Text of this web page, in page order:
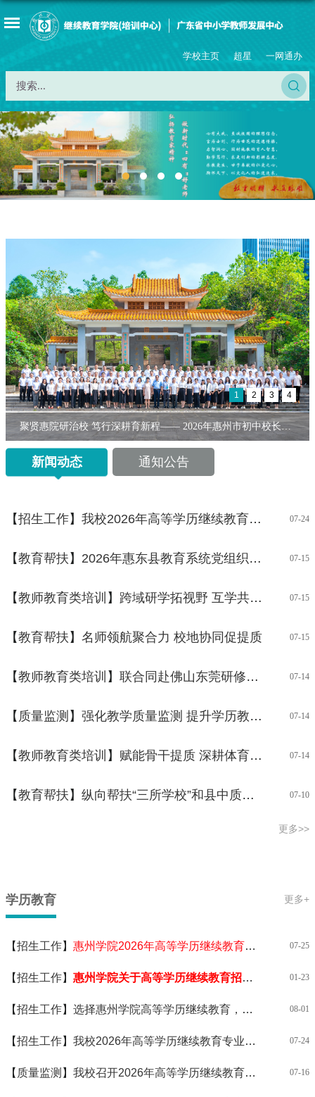
学校主页 超星 一网通办
聚贤惠院研治校 笃行深耕育新程—— 2026年惠州市初中校长任职资格培训班在我校开班
1 2 3 4
新闻动态 通知公告
【招生工作】 我校2026年高等学历继续教育专业和校外教学点顺利通过教育部备案 07-24
【教育帮扶 】 2026年惠东县教育系统党组织书记、校长读书班在我校开班 07-15
【教师教育类培训 】 跨域研学拓视野 互学共研促提升 07-15
【教育帮扶 】 名师领航聚合力 校地协同促提质 07-15
【教师教育类培训 】 联合同赴佛山东莞研修，共促教师教学策略提升 07-14
【 质量监测 】 强化教学质量监测 提升学历教育实效—— 我院有序开展二级学院调研指导工作 07-14
【教师教育类培训 】 赋能骨干提质 深耕体育育人 07-14
【教育帮扶 】 纵向帮扶“三所学校”和县中质量提升工程—— 2026年惠东县、博罗县中小学教学副校长综合能力提升培训在我校开班 07-10
更多>>
学历教育 更多+
【招生工作】 惠州学院2026年高等学历继续教育招生简章 07-25
【招生工作】 惠州学院关于高等学历继续教育招生、收费的严正声明 01-23
【招生工作】 选择惠州学院高等学历继续教育，成就你的卓越未来！ 08-01
【招生工作】 我校2026年高等学历继续教育专业和校外教学点顺利通过教育部备案 07-24
【 质量监测 】 我校召开2026年高等学历继续教育校外教学点工作会议 07-16